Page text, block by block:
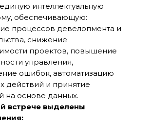
интеллектуальную
обеспечивающую:
процессов девелопмента и
снижение
проектов, повышение
управления,
ошибок, автоматизацию
действий и принятие
на основе данных.
встрече выделены